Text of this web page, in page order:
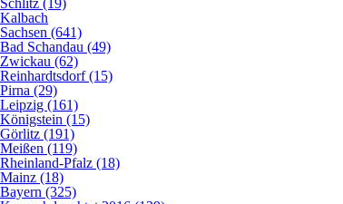
Schlitz (19)
Kalbach
Sachsen (641)
Bad Schandau (49)
Zwickau (62)
Reinhardtsdorf (15)
Pirna (29)
Leipzig (161)
Königstein (15)
Görlitz (191)
Meißen (119)
Rheinland-Pfalz (18)
Mainz (18)
Bayern (325)